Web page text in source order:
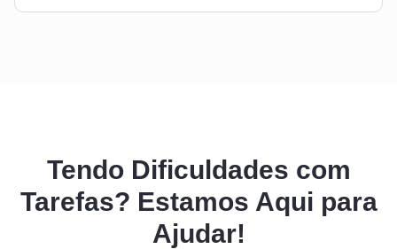
Tendo Dificuldades com
Tarefas? Estamos Aqui para
Ajudar!